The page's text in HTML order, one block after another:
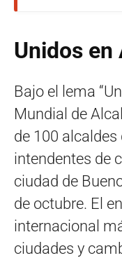
Unidos en
Bajo el lema
Mundial de
de 100
intendentes de
ciudad de
de octubre. El
internacional
ciudades y